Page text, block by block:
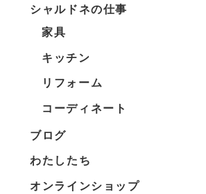
シャルドネの仕事
家具
キッチン
リフォーム
コーディネート
ブログ
わたしたち
オンラインショップ